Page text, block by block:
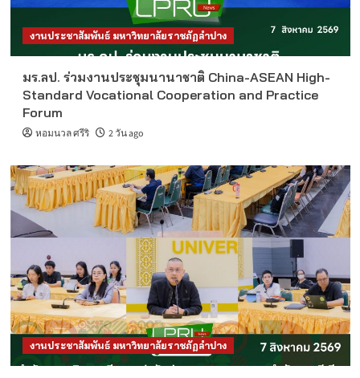
งานประชาสัมพันธ์ มหาวิทยาลัยราชภัฏลำปาง
มร.ลป. ร่วมงานประชุมนานาชาติ China-ASEAN High-
Standard Vocational Cooperation and Practice
Forum
หอมนวล ศรีริ 2 วัน ago
งานประชาสัมพันธ์ มหาวิทยาลัยราชภัฏลำปาง